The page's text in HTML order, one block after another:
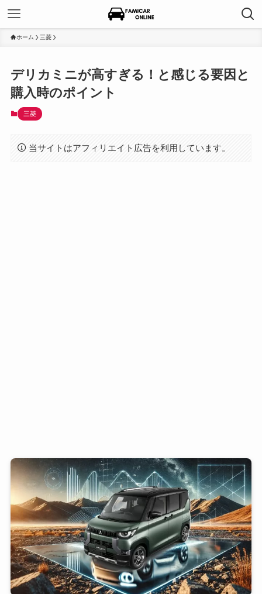
ホーム 三菱
デリカミニが高すぎる！と感じる要因と
購入時のポイント
三菱
当サイトはアフィリエイト広告を利用しています。